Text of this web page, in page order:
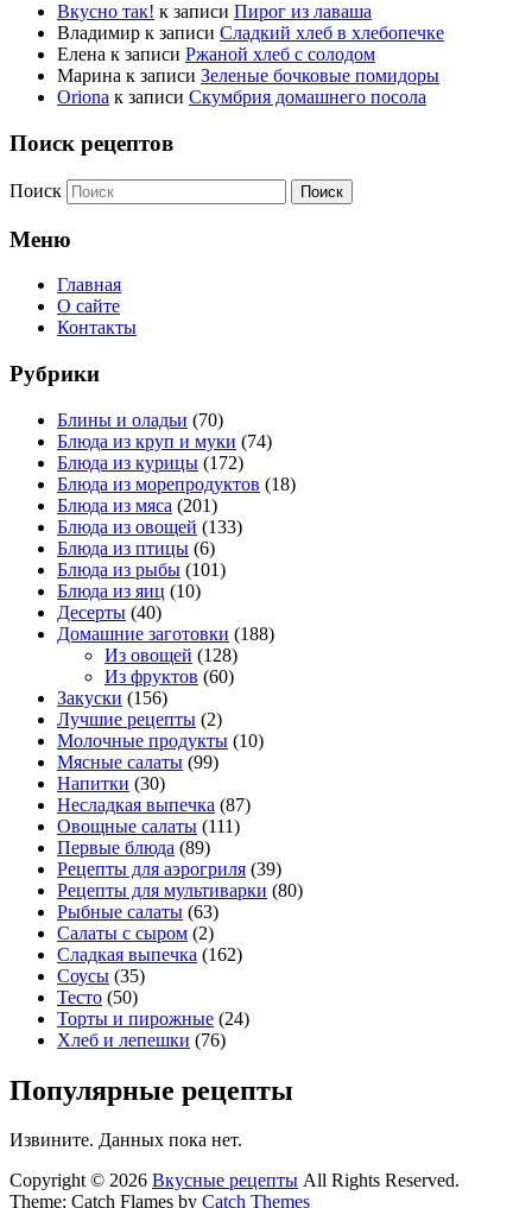
Вкусно так! к записи Пирог из лаваша
Владимир к записи Сладкий хлеб в хлебопечке
Елена к записи Ржаной хлеб с солодом
Марина к записи Зеленые бочковые помидоры
Oriona к записи Скумбрия домашнего посола
Поиск рецептов
Поиск
Меню
Главная
О сайте
Контакты
Рубрики
Блины и оладьи (70)
Блюда из круп и муки (74)
Блюда из курицы (172)
Блюда из морепродуктов (18)
Блюда из мяса (201)
Блюда из овощей (133)
Блюда из птицы (6)
Блюда из рыбы (101)
Блюда из яиц (10)
Десерты (40)
Домашние заготовки (188)
Из овощей (128)
Из фруктов (60)
Закуски (156)
Лучшие рецепты (2)
Молочные продукты (10)
Мясные салаты (99)
Напитки (30)
Несладкая выпечка (87)
Овощные салаты (111)
Первые блюда (89)
Рецепты для аэрогриля (39)
Рецепты для мультиварки (80)
Рыбные салаты (63)
Салаты с сыром (2)
Сладкая выпечка (162)
Соусы (35)
Тесто (50)
Торты и пирожные (24)
Хлеб и лепешки (76)
Популярные рецепты
Извините. Данных пока нет.
Copyright © 2026 Вкусные рецепты All Rights Reserved.
Theme: Catch Flames by Catch Themes